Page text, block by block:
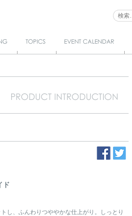
ド
し、ふんわりつややかな仕上がり。しっとり